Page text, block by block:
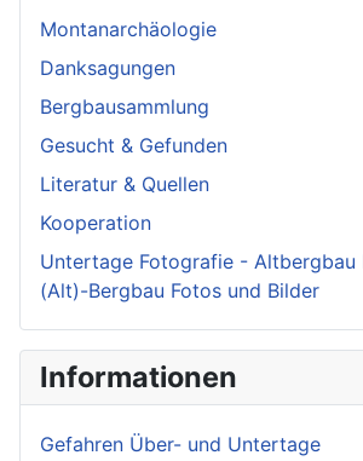
Montanarchäologie
Danksagungen
Bergbausammlung
Gesucht & Gefunden
Literatur & Quellen
Kooperation
Untertage Fotografie -
(Alt)-Bergbau Fotos und Bilder
Informationen
Gefahren Über- und Untertage